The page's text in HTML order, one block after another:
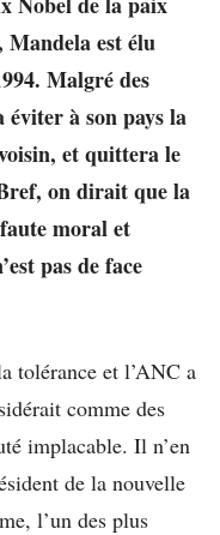
est élu
Malgré des
à son pays la
et quittera le
on dirait que la
moral et
pas de face
tolérance et l’ANC a
comme des
implacable. Il n’en
de la nouvelle
l’un des plus